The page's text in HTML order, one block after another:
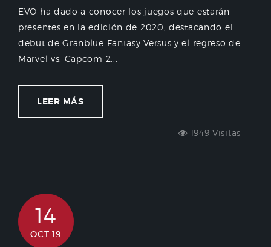
EVO ha dado a conocer los juegos que estarán
presentes en la edición de 2020, destacando el
debut de Granblue Fantasy Versus y el regreso de
Marvel vs. Capcom 2...
LEER MÁS
1949 Visitas
14
OCT 19